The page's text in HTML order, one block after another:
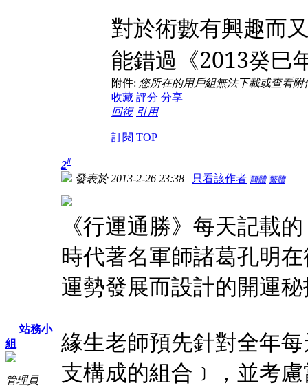
對於術數有興趣而
能錯過《2013癸巳
附件: 您所在的用戶組無法下載或查看附
收藏 評分 分享
回復 引用
訂閱 TOP
站務小
組
管理員
2#
發表於 2013-2-26 23:38 | 只看該作者 簡體 繁體
《行運通勝》每天記載
時代著名軍師諸葛孔明
運勢發展而設計的開運
緣生老師預先針對全年
支構成的組合﹞，並考